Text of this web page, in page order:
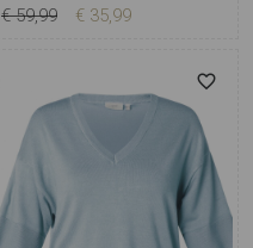
€ 59,99 € 35,99